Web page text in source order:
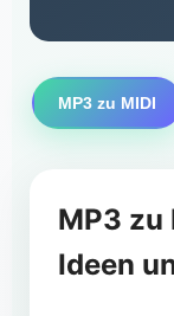
MP3 zu MIDI
MP3 zu
Ideen